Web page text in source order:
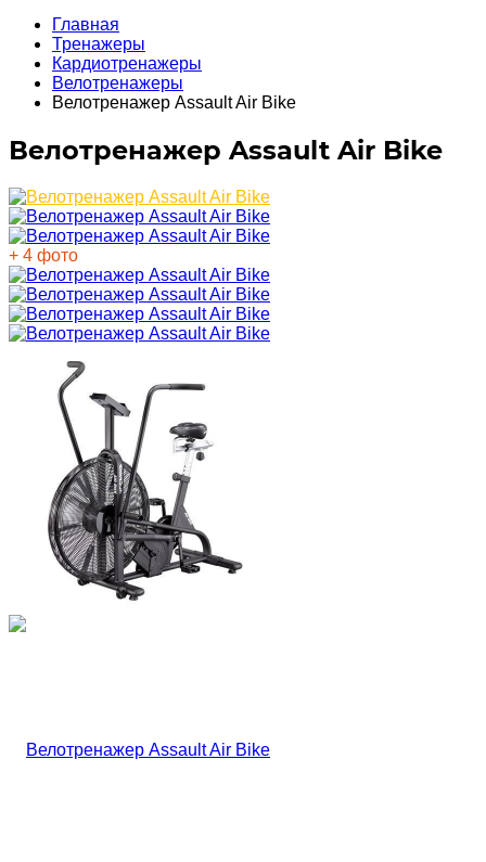
Главная
Тренажеры
Кардиотренажеры
Велотренажеры
Велотренажер Assault Air Bike
Велотренажер Assault Air Bike
+ 4 фото